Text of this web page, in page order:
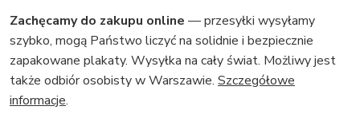
Zachęcamy do zakupu online — przesyłki wysyłamy
szybko, mogą Państwo liczyć na solidnie i bezpiecznie
zapakowane plakaty. Wysyłka na cały świat. Możliwy jest
także odbiór osobisty w Warszawie. Szczegółowe
informacje.